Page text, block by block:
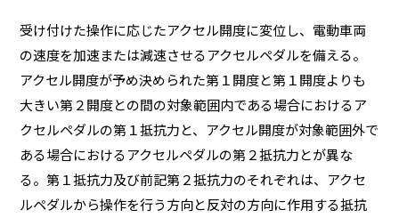
受け付けた操作に応じたアクセル開度に変位し、電動車両
の速度を加速または減速させるアクセルペダルを備える。
アクセル開度が予め決められた第１開度と第１開度よりも
大きい第２開度との間の対象範囲内である場合におけるア
クセルペダルの第１抵抗力と、アクセル開度が対象範囲外で
ある場合におけるアクセルペダルの第２抵抗力とが異な
る。第１抵抗力及び前記第２抵抗力のそれぞれは、アクセ
ルペダルから操作を行う方向と反対の方向に作用する抵抗